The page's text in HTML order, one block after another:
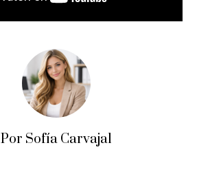
Por Sofía Carvajal